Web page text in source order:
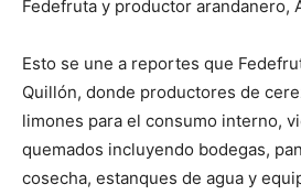
Fedefruta y productor arandanero,
Esto se une a reportes que
Quillón, donde productores de
limones para el consumo interno,
quemados incluyendo bodegas,
cosecha, estanques de agua y